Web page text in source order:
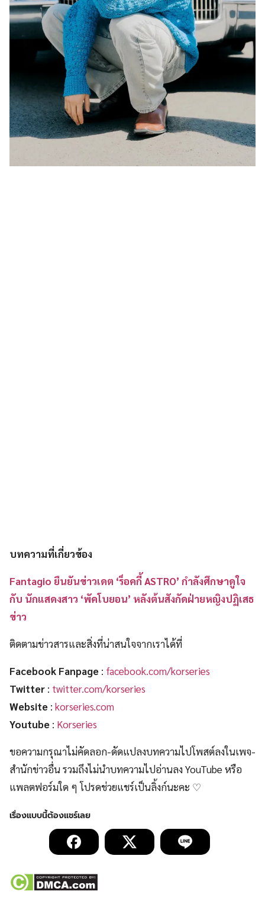
บทความที่เกี่ยวข้อง
Fantagio ยืนยันข่าวเดต ‘ร็อคกี้ ASTRO’ กำลังศึกษาดูใจ
กับ นักแสดงสาว ‘พัคโบยอน’ หลังต้นสังกัดฝ่ายหญิงปฏิเสธ
ข่าว
ติดตามข่าวสารและสิ่งที่น่าสนใจจากเราได้ที่
Facebook Fanpage : facebook.com/korseries
Twitter : twitter.com/korseries
Website : korseries.com
Youtube : Korseries
ขอความกรุณาไม่คัดลอก-ดัดแปลงบทความไปโพสต์ลงในเพจ-
สำนักข่าวอื่น รวมถึงไม่นำบทความไปอ่านลง YouTube หรือ
แพลตฟอร์มใด ๆ โปรดช่วยแชร์เป็นลิ้งก์นะคะ ♡